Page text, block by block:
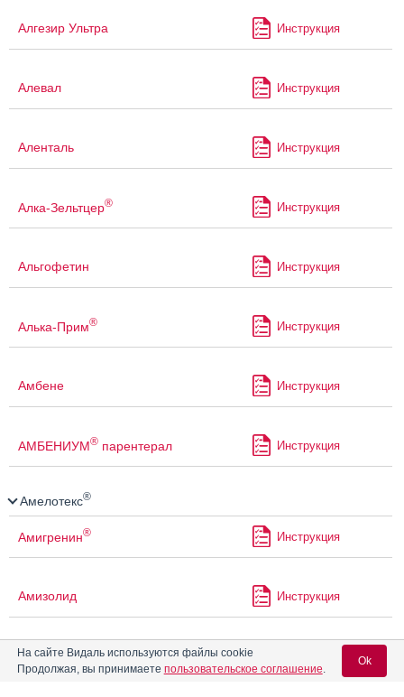
Алгезир Ультра Инструкция
Алевал Инструкция
Аленталь Инструкция
Алка-Зельтцер® Инструкция
Альгофетин Инструкция
Алька-Прим® Инструкция
Амбене Инструкция
АМБЕНИУМ® парентерал Инструкция
Амелотекс®
Амигренин® Инструкция
Амизолид Инструкция
Амиксид
На сайте Видаль используются файлы cookie
Продолжая, вы принимаете пользовательское соглашение.
Ok